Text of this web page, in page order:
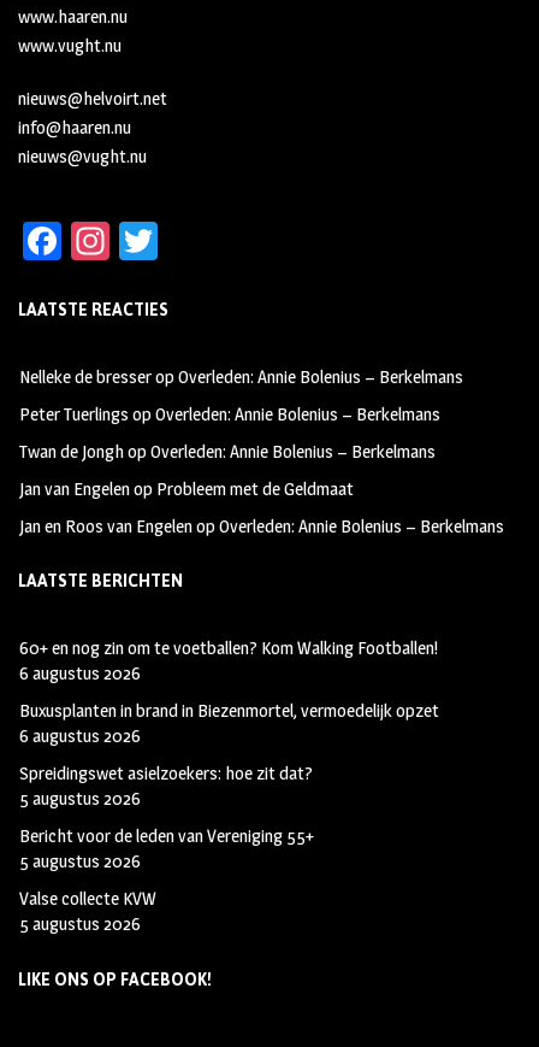
www.haaren.nu
www.vught.nu
nieuws@helvoirt.net
info@haaren.nu
nieuws@vught.nu
Fa
b
oo
k
In
ag
m
tt
LAATSTE REACTIES
Nelleke de bresseropOverleden: Annie Bolenius – Berkelmans
Peter Tuerlings opOverleden: Annie Bolenius – Berkelmans
Twan de JonghopOverleden: Annie Bolenius – Berkelmans
Jan van Engelenop Probleem met de Geldmaat
Jan en Roos van EngelenopOverleden: Annie Bolenius – Berkelmans
LAATSTE BERICHTEN
60+ en nog zin om te voetballen? Kom Walking Footballen!
6 augustus 2026
Buxusplanten in brand in Biezenmortel, vermoedelijk opzet
6 augustus 2026
Spreidingswet asielzoekers: hoe zit dat?
5 augustus 2026
Bericht voor de leden van Vereniging 55+
5 augustus 2026
Valse collecte KVW
5 augustus 2026
LIKE ONS OP FACEBOOK!